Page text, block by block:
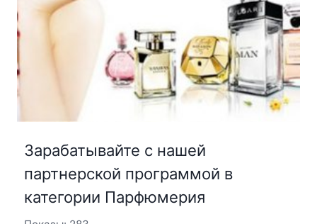
Зарабатывайте с нашей
партнерской программой в
категории Парфюмерия